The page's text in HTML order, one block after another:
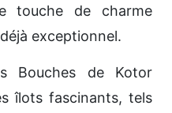
touche de charme
exceptionnel.
Bouches de Kotor
îlots fascinants, tels